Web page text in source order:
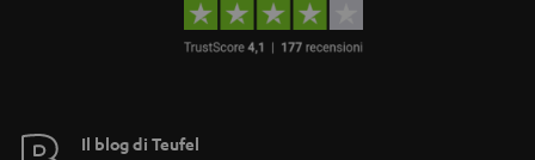
Il blog di Teufel